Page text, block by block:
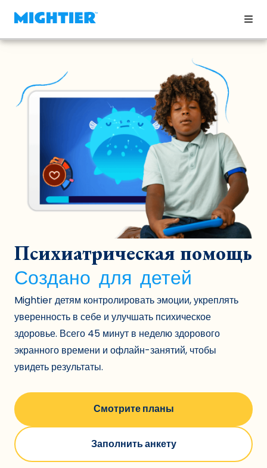
Психиатрическая помощь
Создано для детей
Mightier детям контролировать эмоции, укреплять
уверенность в себе и улучшать психическое
здоровье. Всего 45 минут в неделю здорового
экранного времени и офлайн-занятий, чтобы
увидеть результаты.
Смотрите планы
Заполнить анкету